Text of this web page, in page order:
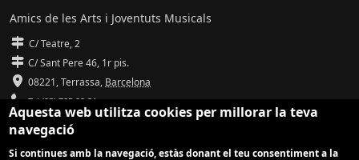
Amics de les Arts i Joventuts Musicals
C/ Teatre, 2
C/ Sant Pere 46, 1r pis.
08221,Terrassa, Barcelona
Tel (93) 785 92 31
info@amicsdelesarts-jjmm.cat
Aquesta web utilitza cookies per millorar la teva
navegació
Si continues amb la navegació, estàs donant el teu consentiment a la